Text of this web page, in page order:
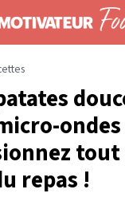
tout
repas !